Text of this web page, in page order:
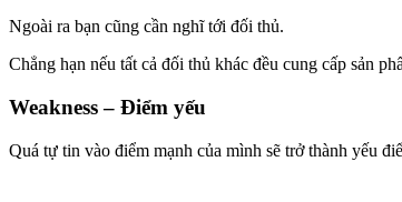
Ngoài ra bạn cũng cần nghĩ tới đối thủ.
Chẳng hạn nếu tất cả đối thủ khác đều cung cấp sản
Weakness – Điểm yếu
Quá tự tin vào điểm mạnh của mình sẽ trở thành yếu